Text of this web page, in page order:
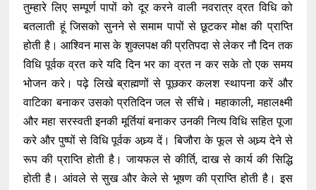
तुम्हारे लिए सम्पूर्ण पापों को दूर करने वाली नवरात्र व्रत विधि को
बतलाती हूं जिसको सुनने से समाम पापों से छूटकर मोक्ष की प्राप्ति
होती है। आश्विन मास के शुक्लपक्ष की प्रतिपदा से लेकर नौ दिन तक
विधि पूर्वक व्रत करे यदि दिन भर का व्रत न कर सके तो एक समय
भोजन करे। पढ़े लिखे ब्राह्मणों से पूछकर कलश स्थापना करें और
वाटिका बनाकर उसको प्रतिदिन जल से सींचे। महाकाली, महालक्ष्मी
और महा सरस्वती इनकी मूर्तियां बनाकर उनकी नित्य विधि सहित पूजा
करे और पुष्पों से विधि पूर्वक अध्र्य दें। बिजौरा के फूल से अध्र्य देने से
रूप की प्राप्ति होती है। जायफल से कीर्ति, दाख से कार्य की सिद्धि
होती है। आंवले से सुख और केले से भूषण की प्राप्ति होती है। इस